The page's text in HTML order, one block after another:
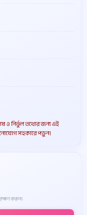
ও নির্ভুল তথ্যের জন্য এই
সহকারে পড়ুন।
করুন।